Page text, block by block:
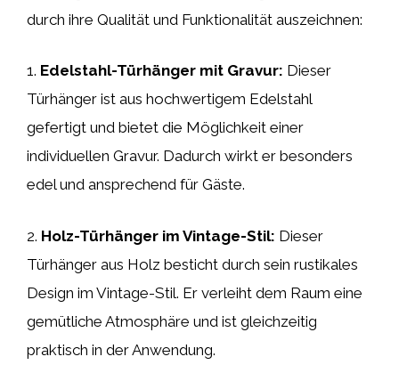
durch ihre Qualität und Funktionalität auszeichnen:
1. Edelstahl-Türhänger mit Gravur: Dieser
Türhänger ist aus hochwertigem Edelstahl
gefertigt und bietet die Möglichkeit einer
individuellen Gravur. Dadurch wirkt er besonders
edel und ansprechend für Gäste.
2. Holz-Türhänger im Vintage-Stil: Dieser
Türhänger aus Holz besticht durch sein rustikales
Design im Vintage-Stil. Er verleiht dem Raum eine
gemütliche Atmosphäre und ist gleichzeitig
praktisch in der Anwendung.